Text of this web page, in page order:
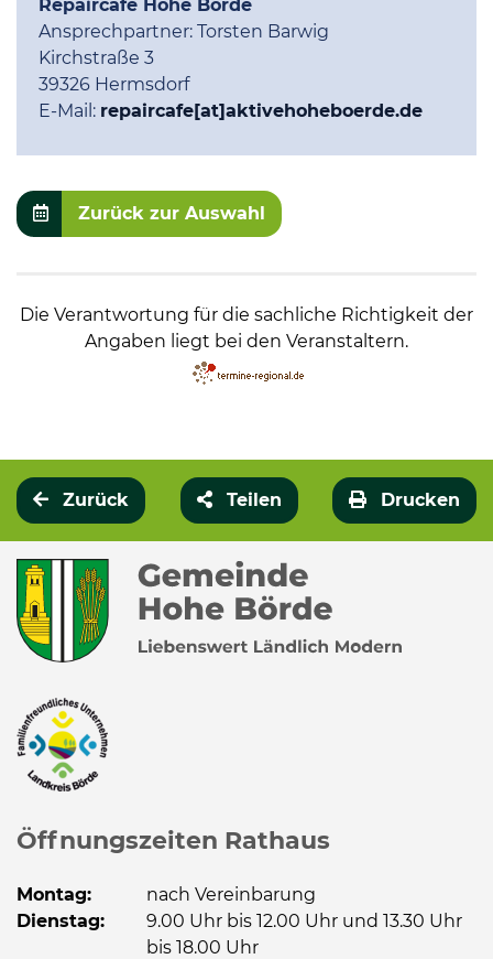
Repaircafé Hohe Börde
Ansprechpartner: Torsten Barwig
Kirchstraße 3
39326 Hermsdorf
E-Mail: repaircafe[at]aktivehoheboerde.de
Zurück zur Auswahl
Die Verantwortung für die sachliche Richtigkeit der
Angaben liegt bei den Veranstaltern.
Zurück Teilen Drucken
Öffnungszeiten Rathaus
Montag:
nach Vereinbarung
Dienstag:
9.00 Uhr bis 12.00 Uhr und 13.30 Uhr
bis 18.00 Uhr